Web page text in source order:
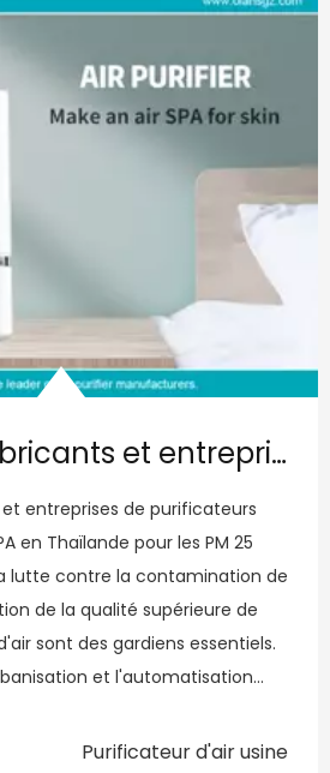
Meilleurs fabricants et entreprises de purificateurs d'air du filtre HEPA et entreprises en Thaïlande pour PM 25
entreprises de purificateurs
en Thaïlande pour les PM 25
lutte contre la contamination de
de la qualité supérieure de
sont des gardiens essentiels.
et l'automatisation
Purificateur d'air usine